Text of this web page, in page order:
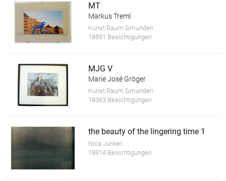
MT
Markus Treml
Kunst:Raum Gmunden
18591 Besichtigungen
MJG V
Marie José Gröger
Kunst:Raum Gmunden
18363 Besichtigungen
the beauty of the lingering time 1
Nica Junker
18914 Besichtigungen